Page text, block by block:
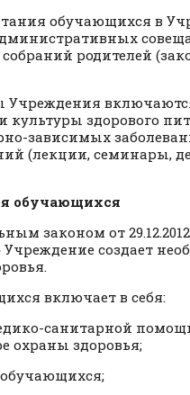
обучающихся в
родителей
Учреждения
здорового
зависимых
(лекции, семинары,
обучающихся
законом от
создает
включает в себя:
санитарной
охраны здоровья;